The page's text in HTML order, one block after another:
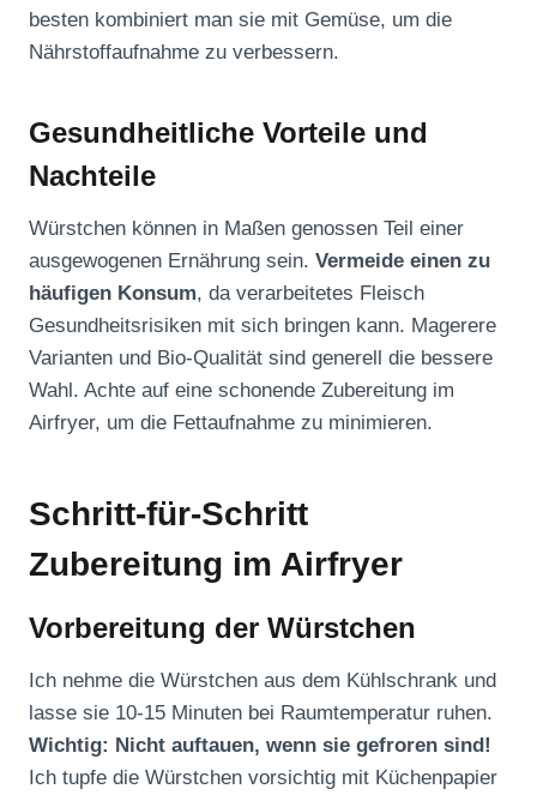
besten kombiniert man sie mit Gemüse, um die
Nährstoffaufnahme zu verbessern.
Gesundheitliche Vorteile und
Nachteile
Würstchen können in Maßen genossen Teil einer
ausgewogenen Ernährung sein. Vermeide einen zu
häufigen Konsum, da verarbeitetes Fleisch
Gesundheitsrisiken mit sich bringen kann. Magerere
Varianten und Bio-Qualität sind generell die bessere
Wahl. Achte auf eine schonende Zubereitung im
Airfryer, um die Fettaufnahme zu minimieren.
Schritt-für-Schritt
Zubereitung im Airfryer
Vorbereitung der Würstchen
Ich nehme die Würstchen aus dem Kühlschrank und
lasse sie 10-15 Minuten bei Raumtemperatur ruhen.
Wichtig: Nicht auftauen, wenn sie gefroren sind!
Ich tupfe die Würstchen vorsichtig mit Küchenpapier